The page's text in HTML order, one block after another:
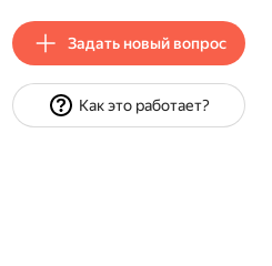
Задать новый вопрос
Как это работает?